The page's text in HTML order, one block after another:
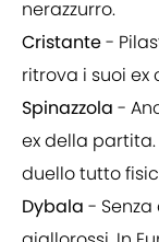
nerazzurro.
Cristante-
ritrova i suoi
Spinazzola -
ex della
duello tutto
Dybala -